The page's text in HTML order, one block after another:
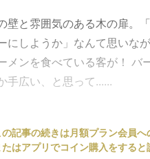
壁と雰囲気のある木の扉。
にしようか」なんて思いな
メンを食べている客が！ バ
手広い、と思って......
の記事の続きは月額プラン会員へ
たはアプリでコイン購入をすると